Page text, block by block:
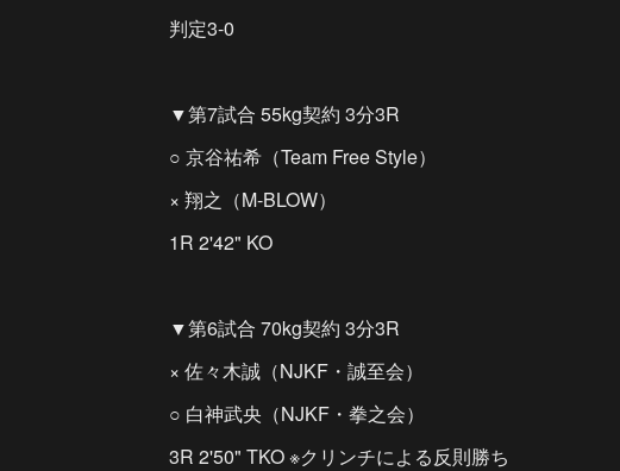
判定3-0
▼第7試合 55kg契約 3分3R
○ 京谷祐希（Team Free Style）
× 翔之（M-BLOW）
1R 2'42" KO
▼第6試合 70kg契約 3分3R
× 佐々木誠（NJKF・誠至会）
○ 白神武央（NJKF・拳之会）
3R 2'50" TKO ※クリンチによる反則勝ち